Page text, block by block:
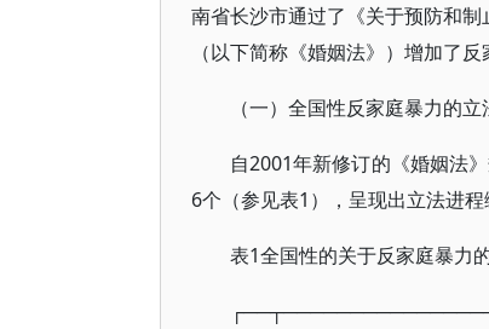
南省长沙市通过了《关于预防和
（以下简称《婚姻法》）增加了
（一）全国性反家庭暴力的立
自2001年新修订的《婚姻法
6个（参见表1），呈现出立法进
表1全国性的关于反家庭暴力